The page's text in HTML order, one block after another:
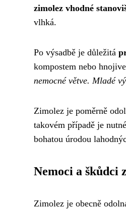
zimolez vhodné
vlhká.
Po výsadbě je důležitá
kompostem nebo
nemocné větve. Mladé
Zimolez je poměrně
takovém případě je
bohatou úrodou
Nemoci a škůdci
Zimolez je obecně